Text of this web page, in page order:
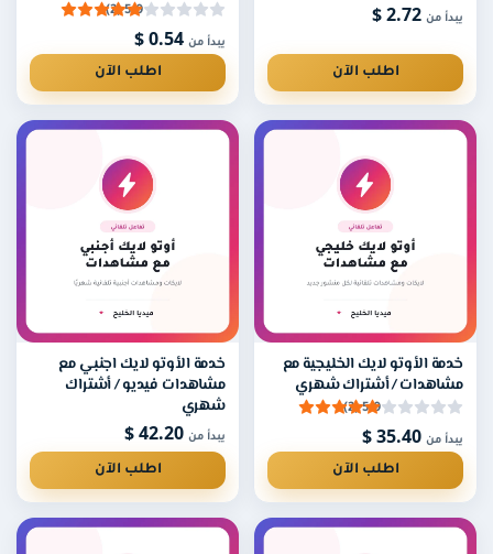
يبدأ من
اطلب الآن
5.0 (2)
يبدأ من
اطلب الآن
خدمة الأوتو لايك الخليجية مع
مشاهدات / أشتراك شهري
5.0 (2)
يبدأ من
اطلب الآن
خدمة الأوتو لايك اجنبي مع
مشاهدات فيديو / أشتراك
شهري
يبدأ من
اطلب الآن